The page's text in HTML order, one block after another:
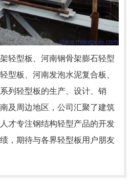
轻型板、河南钢骨架膨石轻型
型板、河南发泡水泥复合板、
列轻型板的生产、设计、销
及周边地区，公司汇聚了建筑
才专注钢结构轻型产品的开发
，期待与各界轻型板用户朋友